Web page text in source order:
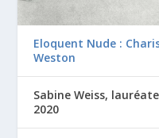
Eloquent Nude :
Weston
Sabine Weiss,
2020